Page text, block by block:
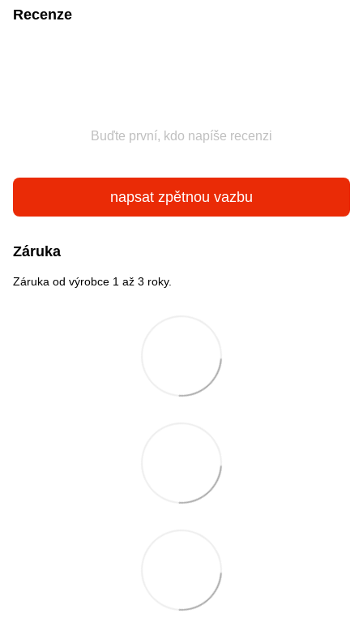
Recenze
Buďte první, kdo napíše recenzi
napsat zpětnou vazbu
Záruka
Záruka od výrobce 1 až 3 roky.